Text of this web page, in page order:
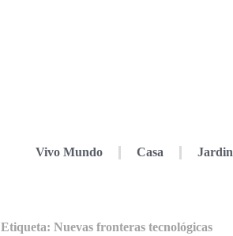
Vivo Mundo Casa Jardin
Etiqueta: Nuevas fronteras tecnológicas